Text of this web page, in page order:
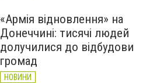
«Армія відновлення» на
Донеччині: тисячі людей
долучилися до відбудови
громад
НОВИНИ